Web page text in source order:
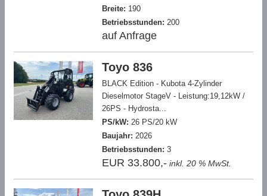
Breite: 190
Betriebsstunden: 200
auf Anfrage
Toyo 836
BLACK Edition - Kubota 4-Zylinder
Dieselmotor StageV - Leistung:19,12kW /
26PS - Hydrosta...
PS/kW: 26 PS/20 kW
Baujahr: 2026
Betriebsstunden: 3
EUR 33.800,- inkl. 20 % MwSt.